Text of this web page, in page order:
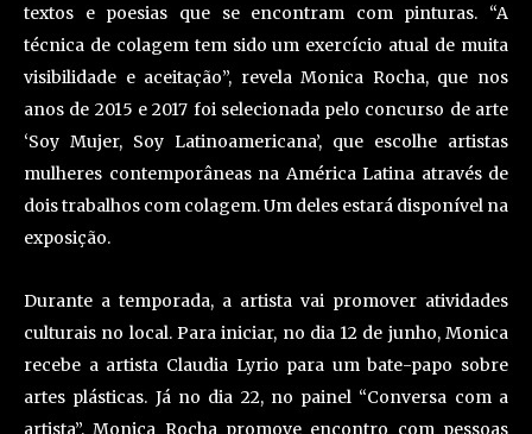
textos e poesias que se encontram com pinturas. “A
técnica de colagem tem sido um exercício atual de muita
visibilidade e aceitação”, revela Monica Rocha, que nos
anos de 2015 e 2017 foi selecionada pelo concurso de arte
‘Soy Mujer, Soy Latinoamericana’, que escolhe artistas
mulheres contemporâneas na América Latina através de
dois trabalhos com colagem. Um deles estará disponível na
exposição.
Durante a temporada, a artista vai promover atividades
culturais no local. Para iniciar, no dia 12 de junho, Monica
recebe a artista Claudia Lyrio para um bate-papo sobre
artes plásticas. Já no dia 22, no painel “Conversa com a
artista”, Monica Rocha promove encontro com pessoas